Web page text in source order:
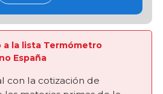
a la lista Termómetro
España
con la cotización de